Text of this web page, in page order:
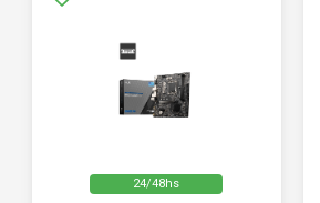
24/48hs